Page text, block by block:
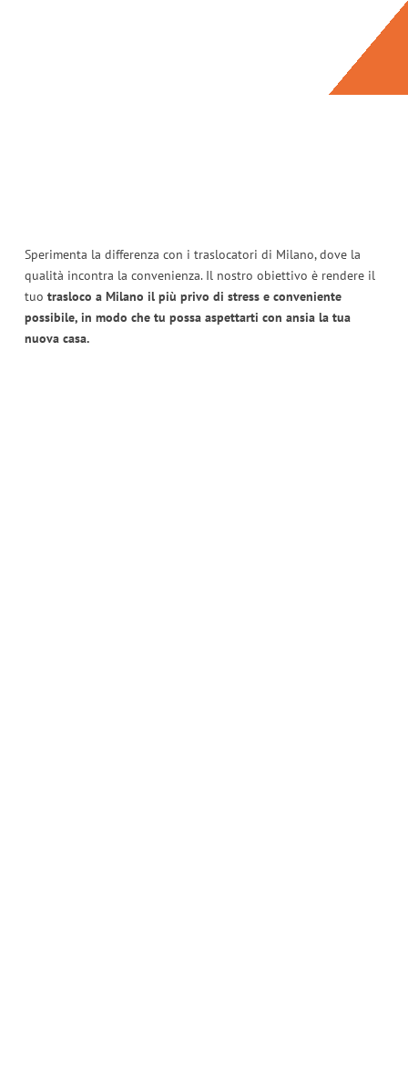
Sperimenta la differenza con i traslocatori di Milano, dove la
qualità incontra la convenienza. Il nostro obiettivo è rendere il
tuo trasloco a Milano il più privo di stress e conveniente
possibile, in modo che tu possa aspettarti con ansia la tua
nuova casa.